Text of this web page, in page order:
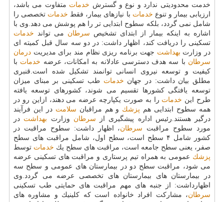
خدمت محدودیتی ندارد و نوع و گسترش خدمات متفاوت می باشد،
ارزیابی بیمار و تنوع خدمات با نیازهای بیمار، فقط خدمات تخصصی را
شامل نمی گردد، بلكه سطوح ابتدایی تر را هم پوشش می دهد.وی با
اشاره به اینكه بیمار از ابتدای تشخیص سرطان می تواند خدمات
تسكینی را دریافت كند، اظهار داشت: در دو سه سال قبل كمیته ای
در وزارت بهداشت جهت برنامه ریزی نظام مند برای مدیریت درمان
سرطان با سه هدف دسترسی عادلانه به امكانات، عرضه خدمات با
كیفیت و توسعه نیروی انسانی توانمند تشكیل شده است.قنبری
مطلق بیان داشت: در جهان خدمات طب تسكینی بر مبنای میزان
توسعه یافتگی كشورها تقسیم می شوند، كشورهای توسعه یافته
طرح این خدمات را به صورت یكپارچه عرضه می دهند، ازاین رو در
همه سطوح ابتدایی هم پزشك و هم مراقبان سلامت در این فرآیند
درگیر هستند.رئیس اداره پیشگیری از سرطان وزارت بهداشت در
مورد سطوح مراقبت سرطان، اظهار داشت: سطوح مراقبت در
كشور شامل ۴ سطح است، سطح اول، شامل مراقبت های سطح
صفر، یعنی سطح جامعه است، مراقبت های سطح یك خدمات توسط
پزشك عمومی به همراه تیم پرستاری و مراقبت های تسكینی عرضه
می شود، مراقبت سطح دو در بیمارستان های عمومی و سطح سه
در بیمارستان های بیمارستان های تخصصی عرضه می گردد.وی
اظهارداشت: از جنبه های مهم مراقبت های حمایتی طب تسكینی
سرطان، مشاركت افراد خانواده است كه كلینیك و مشاوره های